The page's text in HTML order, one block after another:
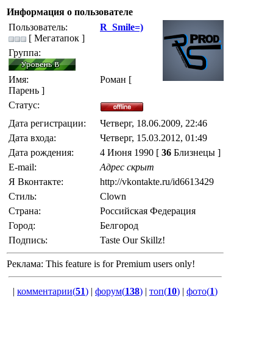
Информация о пользователе
Пользователь:
R_Smile=)
[ Мегатапок ]
Группа:
Имя:
Роман [
Парень ]
Статус:
Дата регистрации:
Четверг, 18.06.2009, 22:46
Дата входа:
Четверг, 15.03.2012, 01:49
Дата рождения:
4 Июня 1990 [ 36 Близнецы ]
E-mail:
Адрес скрыт
Я Вконтакте:
http://vkontakte.ru/id6613429
Стиль:
Clown
Страна:
Российская Федерация
Город:
Белгород
Подпись:
Taste Our Skillz!
Реклама: This feature is for Premium users only!
| комментарии(51) | форум(138) | топ(10) | фото(1)